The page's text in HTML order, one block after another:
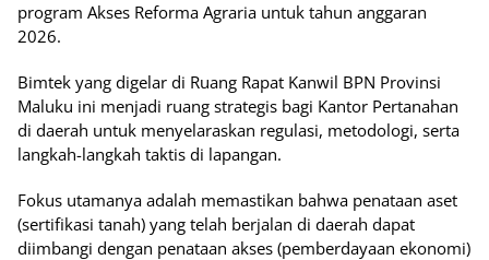
program Akses Reforma Agraria untuk tahun anggaran
2026.
Bimtek yang digelar di Ruang Rapat Kanwil BPN Provinsi
Maluku ini menjadi ruang strategis bagi Kantor Pertanahan
di daerah untuk menyelaraskan regulasi, metodologi, serta
langkah-langkah taktis di lapangan.
Fokus utamanya adalah memastikan bahwa penataan aset
(sertifikasi tanah) yang telah berjalan di daerah dapat
diimbangi dengan penataan akses (pemberdayaan ekonomi)